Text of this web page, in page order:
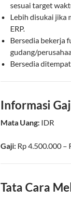
sesuai target
Lebih disukai jika
ERP.
Bersedia bekerja
gudang/
Bersedia
Informasi
Mata Uang: IDR
Gaji: Rp 4.500.000 –
Tata Cara